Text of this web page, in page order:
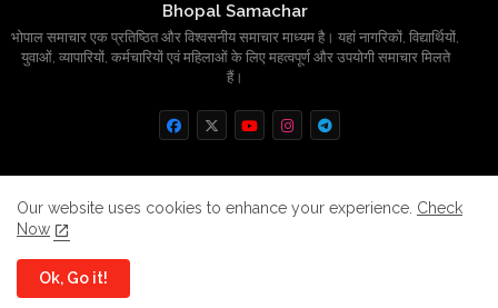
Bhopal Samachar
भोपाल समाचार एक प्रतिष्ठित और विश्वसनीय समाचार माध्यम है। यहां नागरिकों, विद्यार्थियों,
युवाओं, व्यापारियों, कर्मचारियों एवं महिलाओं के लिए महत्वपूर्ण और उपयोगी समाचार मिलते
हैं।
All Right Reserved Copyright
Home About Contact us
Privacy Policy
Our website uses cookies to enhance your experience. Check
Now
Ok, Go it!